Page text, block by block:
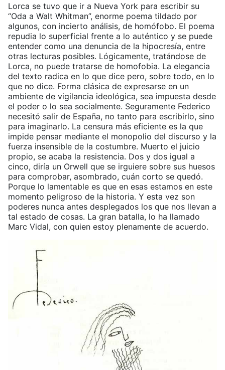
Lorca se tuvo que ir a Nueva York para escribir su
“Oda a Walt Whitman”, enorme poema tildado por
algunos, con incierto análisis, de homófobo. El poema
repudia lo superficial frente a lo auténtico y se puede
entender como una denuncia de la hipocresía, entre
otras lecturas posibles. Lógicamente, tratándose de
Lorca, no puede tratarse de homofobia. La elegancia
del texto radica en lo que dice pero, sobre todo, en lo
que no dice. Forma clásica de expresarse en un
ambiente de vigilancia ideológica, sea impuesta desde
el poder o lo sea socialmente. Seguramente Federico
necesitó salir de España, no tanto para escribirlo, sino
para imaginarlo. La censura más eficiente es la que
impide pensar mediante el monopolio del discurso y la
fuerza insensible de la costumbre. Muerto el juicio
propio, se acaba la resistencia. Dos y dos igual a
cinco, diría un Orwell que se irguiere sobre sus huesos
para comprobar, asombrado, cuán corto se quedó.
Porque lo lamentable es que en esas estamos en este
momento peligroso de la historia. Y esta vez son
poderes nunca antes desplegados los que nos llevan a
tal estado de cosas. La gran batalla, lo ha llamado
Marc Vidal, con quien estoy plenamente de acuerdo.